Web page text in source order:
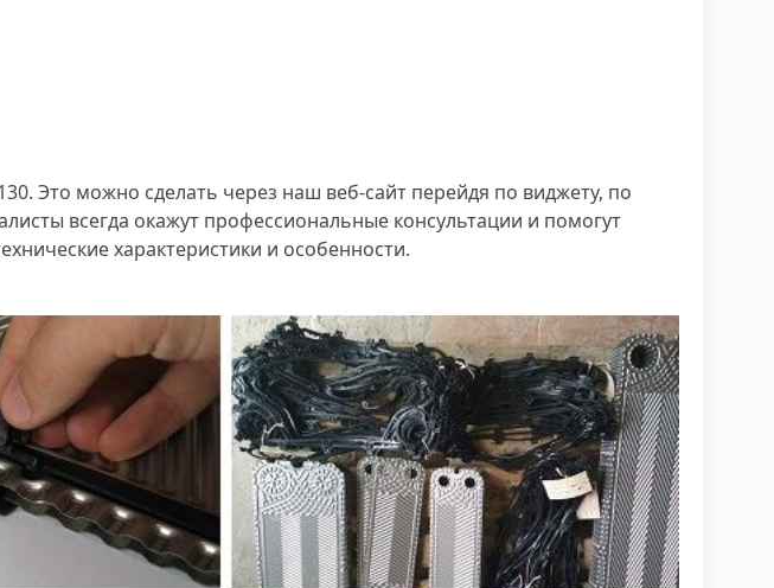
Это можно сделать через наш веб-сайт перейдя по виджету, по
всегда окажут профессиональные консультации и помогут
характеристики и особенности.